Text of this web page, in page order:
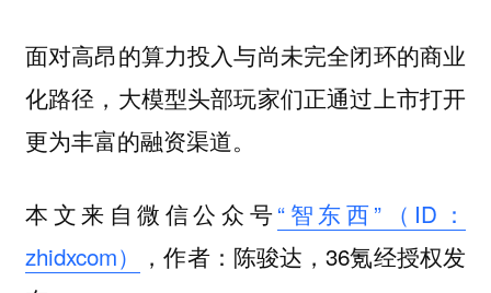
面对高昂的算力投入与尚未完全闭环的商业
化路径，大模型头部玩家们正通过上市打开
更为丰富的融资渠道。
本文来自微信公众号“智东西”（ID：
zhidxcom）
，作者：陈骏达，36氪经授权发